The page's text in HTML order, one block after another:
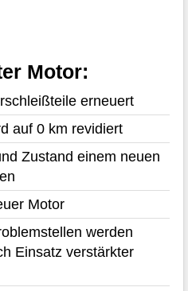
Motor:
erneuert
auf 0 km revidiert
Zustand einem neuen
Motor
werden
Einsatz verstärkter